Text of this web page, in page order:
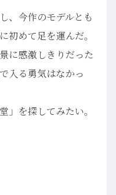
、今作のモデルとも
初めて足を運んだ。
に感激しきりだった
入る勇気はなかっ
」を探してみたい。